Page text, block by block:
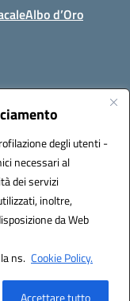
degli utenti -
necessari al
dei servizi
inoltre,
da Web
ns. Cookie Policy.
Accettare tutto
Albo d’Oro
S.r.l.